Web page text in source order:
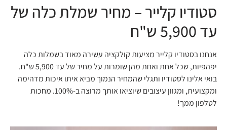
סטודיו קלייר – מחיר שמלת כלה של
עד 5,900 ש"ח
אנחנו בסטודיו קלייר מציעות קולקציה עשירה מאוד בשמלות כלה
יפהפיות, שכל אחת ואחת מהן שומרות על מחיר של עד 5,900 ש"ח.
בואי אלינו לסטודיו ותגלי שהמחיר הנמוך מביא איתו איכות מדהימה
ומקצועית, ומגוון עיצובים שיוציאו אותך מרוצה ב-100%. מחכות
לטלפון ממך!